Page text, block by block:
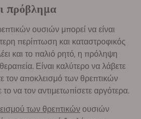
πρόβλημα
ουσιών μπορεί να είναι
περίπτωση και καταστροφικός
και το παλιό ρητό, η πρόληψη
Είναι καλύτερο να λάβετε
τον αποκλεισμό των θρεπτικών
να τον αντιμετωπίσετε αργότερα.
των θρεπτικώνουσιών